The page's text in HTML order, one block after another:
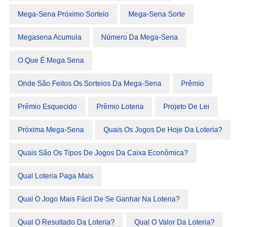
Mega-Sena Próximo Sorteio Mega-Sena Sorte
Megasena Acumula Número Da Mega-Sena
O Que É Mega Sena
Onde São Feitos Os Sorteios Da Mega-Sena Prêmio
Prêmio Esquecido Prêmio Loteria Projeto De Lei
Próxima Mega-Sena Quais Os Jogos De Hoje Da Loteria?
Quais São Os Tipos De Jogos Da Caixa Econômica?
Qual Loteria Paga Mais
Qual O Jogo Mais Fácil De Se Ganhar Na Loteria?
Qual O Resultado Da Loteria? Qual O Valor Da Loteria?